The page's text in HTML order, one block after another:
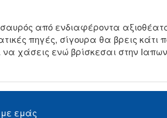
από ενδιαφέροντα αξιοθέατα
πηγές, σίγουρα θα βρεις κάτι
χάσεις ενώ βρίσκεσαι στην
εμάς